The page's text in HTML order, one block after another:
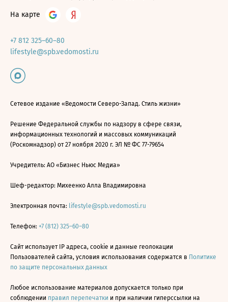
На карте
+7 812 325–60–80
lifestyle@spb.vedomosti.ru
Сетевое издание «Ведомости Северо-Запад. Стиль жизни»
Решение Федеральной службы по надзору в сфере связи,
информационных технологий и массовых коммуникаций
(Роскомнадзор) от 27 ноября 2020 г. ЭЛ № ФС 77-79654
Учредитель: АО «Бизнес Ньюс Медиа»
Шеф-редактор: Михеенко Алла Владимировна
Электронная почта: lifestyle@spb.vedomosti.ru
Телефон: +7 (812) 325–60–80
Сайт использует IP адреса, cookie и данные геолокации
Пользователей сайта, условия использования содержатся в Политике
по защите персональных данных
Любое использование материалов допускается только при
соблюдении правил перепечатки и при наличии гиперссылки на